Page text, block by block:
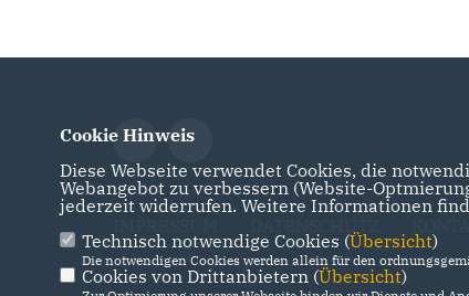
Cookie Hinweis
Diese Webseite verwendet Cookies, die
Webangebot zu verbessern (Website-
jederzeit widerrufen. Weitere Informationen
Technisch notwendige Cookies (Übersicht)
Die notwendigen Cookies werden allein für den
Cookies von Drittanbietern (Übersicht)